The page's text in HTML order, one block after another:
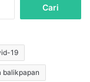
u
n
t
19
balikpapan